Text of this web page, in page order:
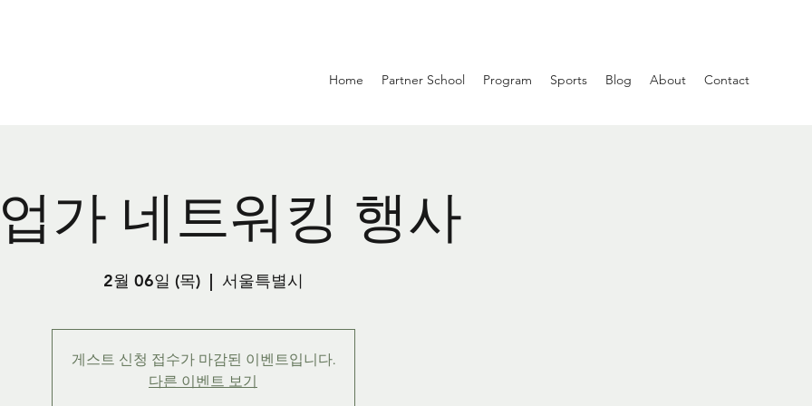
Home Partner School Program Sports Blog About Contact
가 네트워킹 행사
2월 06일 (목)
  |
서울특별시
게스트 신청 접수가 마감된 이벤트입니다.
다른 이벤트 보기